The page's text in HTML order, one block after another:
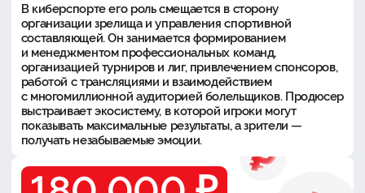
В киберспорте его роль смещается в сторону
организации зрелища и управления спортивной
составляющей. Он занимается формированием
и менеджментом профессиональных команд,
организацией турниров и лиг, привлечением спонсоров,
работой с трансляциями и взаимодействием
с многомиллионной аудиторией болельщиков. Продюсер
выстраивает экосистему, в которой игроки могут
показывать максимальные результаты, а зрители —
получать незабываемые эмоции.